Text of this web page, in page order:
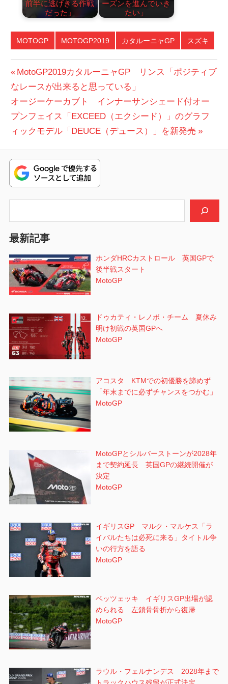
前半に逃げきる作戦
だった」
ーズンを進んでいき
たい」
MOTOGP MOTOGP2019 カタルーニャGP スズキ
投
稿
ナ
ビ
ゲ
ー
ン
前
の
投
稿:
MotoGP2019カタルーニャGP リンス「ポジティブ
なレースが出来ると思っている」
次
の
投
オージーケーカブト インナーサンシェード付オー
プンフェイス「EXCEED（エクシード）」のグラフ
ィックモデル「DEUCE（デュース）」を新発売
最新記事
ホンダHRCカストロール 英国GPで
後半戦スタート
MotoGP
ドゥカティ・レノボ・チーム 夏休み
明け初戦の英国GPへ
MotoGP
アコスタ KTMでの初優勝を諦めず
「年末までに必ずチャンスをつかむ」
MotoGP
MotoGPとシルバーストーンが2028年
まで契約延長 英国GPの継続開催が
決定
MotoGP
イギリスGP マルク・マルケス「ラ
イバルたちは必死に来る」タイトル争
いの行方を語る
MotoGP
ベッツェッキ イギリスGP出場が認
められる 左鎖骨骨折から復帰
MotoGP
ラウル・フェルナンデス 2028年まで